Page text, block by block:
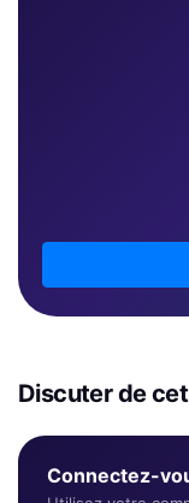
Discuter de
Connectez-